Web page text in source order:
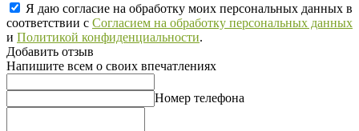
Я даю согласие на обработку моих персональных данных в
соответствии с Согласием на обработку персональных данных
и Политикой конфиденциальности.
Добавить отзыв
Напишите всем о своих впечатлениях
Номер телефона